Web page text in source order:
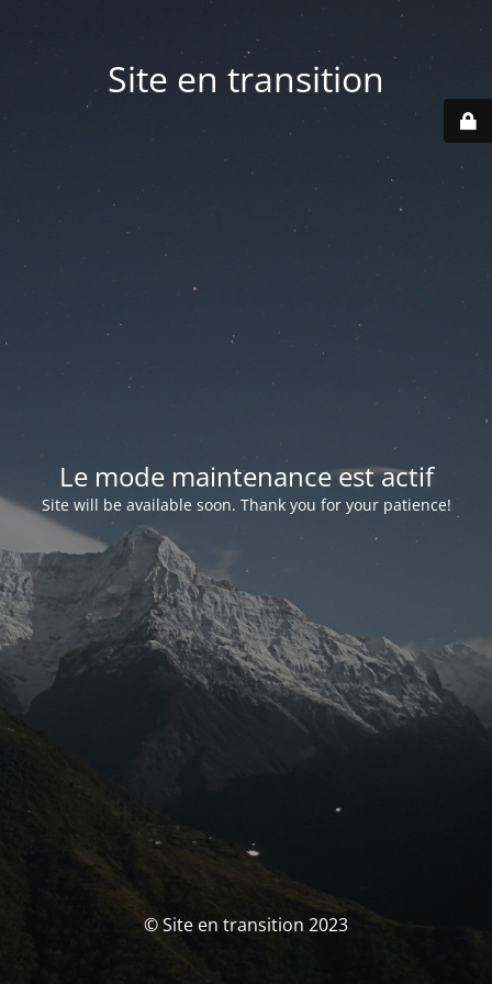
Site en transition
Le mode maintenance est actif
Site will be available soon. Thank you for your patience!
© Site en transition 2023